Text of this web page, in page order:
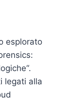
esplorato
legati alla